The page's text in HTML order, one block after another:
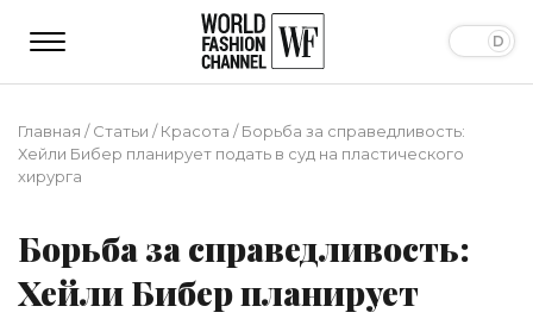
Главная /Статьи /Красота /Борьба за справедливость:
Хейли Бибер планирует подать в суд на пластического
хирурга
Борьба за справедливость:
Хейли Бибер планирует